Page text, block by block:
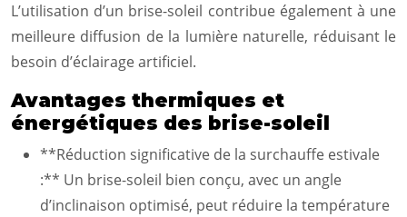
L’utilisation d’un brise-soleil contribue également à une
meilleure diffusion de la lumière naturelle, réduisant le
besoin d’éclairage artificiel.
Avantages thermiques et
énergétiques des brise-soleil
**Réduction significative de la surchauffe estivale
:** Un brise-soleil bien conçu, avec un angle
d’inclinaison optimisé, peut réduire la température